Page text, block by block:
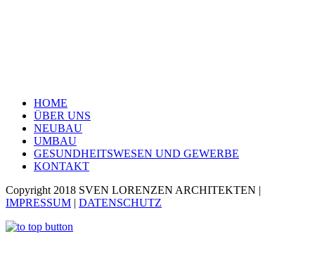
HOME
ÜBER UNS
NEUBAU
UMBAU
GESUNDHEITSWESEN ­­UND GEWERBE
KONTAKT
Copyright 2018 SVEN LORENZEN ARCHITEKTEN |
IMPRESSUM | DATENSCHUTZ